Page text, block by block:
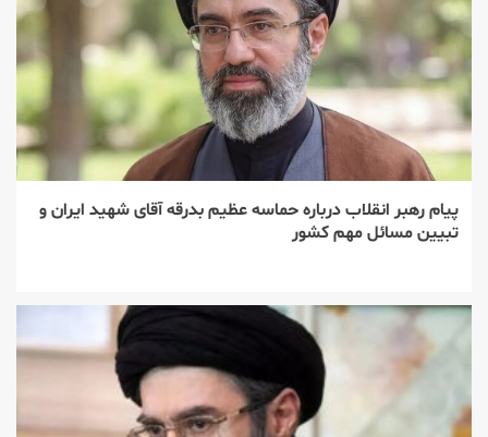
پیام رهبر انقلاب درباره حماسه عظیم بدرقه آقای شهید ایران و
تبیین مسائل مهم کشور